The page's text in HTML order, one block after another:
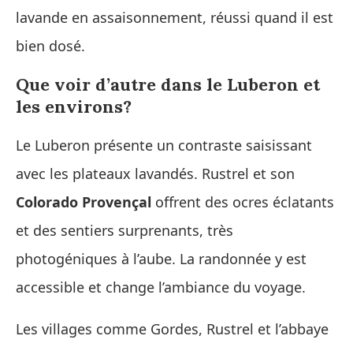
lavande en assaisonnement, réussi quand il est
bien dosé.
Que voir d’autre dans le Luberon et
les environs?
Le Luberon présente un contraste saisissant
avec les plateaux lavandés. Rustrel et son
Colorado Provençal offrent des ocres éclatants
et des sentiers surprenants, très
photogéniques à l’aube. La randonnée y est
accessible et change l’ambiance du voyage.
Les villages comme Gordes, Rustrel et l’abbaye